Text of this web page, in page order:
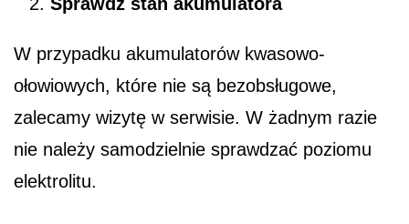
W przypadku akumulatorów kwasowo-
ołowiowych, które nie są bezobsługowe,
zalecamy wizytę w serwisie. W żadnym razie
nie należy samodzielnie sprawdzać poziomu
elektrolitu.